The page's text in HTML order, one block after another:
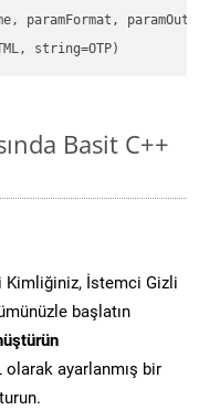
paramFormat,
string=OTP)
Basit C++
Kimliğiniz, İstemci Gizli
başlatın
ayarlanmış bir